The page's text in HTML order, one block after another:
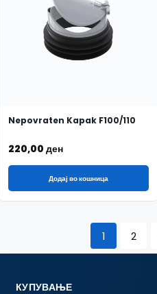
Nepovraten Kapak F100/110
220,00 ден
Додај во кошница
1 2
КУПУВАЊЕ